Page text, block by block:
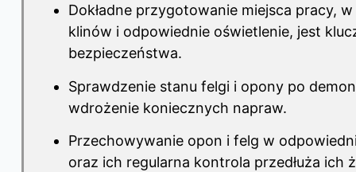
Dokładne przygotowanie miejsca pracy,
klinów i odpowiednie oświetlenie, jest
bezpieczeństwa.
Sprawdzenie stanu felgi i opony po
wdrożenie koniecznych napraw.
Przechowywanie opon i felg w
oraz ich regularna kontrola przedłuża ich